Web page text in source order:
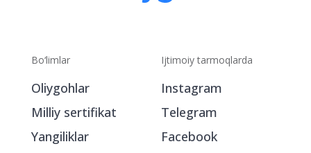
Bo‘limlar
Oliygohlar
Ijtimoiy tarmoqlarda